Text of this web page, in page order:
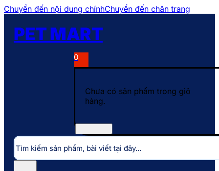
Chuyển đến nội dung chínhChuyển đến chân trang
PET MART
Tìm
kiếm
0
Chưa có sản phẩm trong giỏ
hàng.